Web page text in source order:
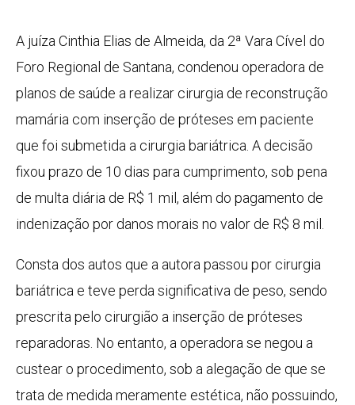
A juíza Cinthia Elias de Almeida, da 2ª Vara Cível do
Foro Regional de Santana, condenou operadora de
planos de saúde a realizar cirurgia de reconstrução
mamária com inserção de próteses em paciente
que foi submetida a cirurgia bariátrica. A decisão
fixou prazo de 10 dias para cumprimento, sob pena
de multa diária de R$ 1 mil, além do pagamento de
indenização por danos morais no valor de R$ 8 mil.
Consta dos autos que a autora passou por cirurgia
bariátrica e teve perda significativa de peso, sendo
prescrita pelo cirurgião a inserção de próteses
reparadoras. No entanto, a operadora se negou a
custear o procedimento, sob a alegação de que se
trata de medida meramente estética, não possuindo,